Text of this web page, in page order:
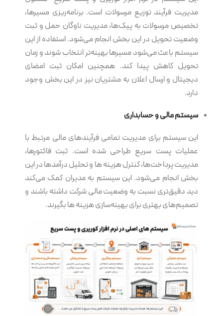
مدیریت فرآیند توزیع مرسولات است. برنامه‌ریزی مسیرها،
تخصیص مرسولات به پیک‌ها، مدیریت ناوگان حمل و ثبت
وضعیت تحویل در این بخش انجام می‌شود. استفاده از این
سیستم باعث می‌شود مسیرها بهینه‌تر انتخاب شوند و زمان
تحویل کاهش پیدا کند. همچنین امکان ثبت امضای
دیجیتال و ارسال اعلان به مشتریان نیز در این بخش وجود
دارد.
سیستم مالی و حسابداری
این سیستم برای مدیریت تمامی فرآیندهای مالی مرتبط با
عملیات پست سریع طراحی شده است. ثبت فاکتورها،
مدیریت پرداخت‌ها، کنترل هزینه ها و تحلیل درآمدها در این
بخش انجام می‌شود. این سیستم به مدیران کمک می‌کند
دید دقیق‌تری نسبت به وضعیت مالی شرکت داشته باشند و
تصمیم‌های بهتری برای بهینه‌سازی هزینه ها بگیرند.